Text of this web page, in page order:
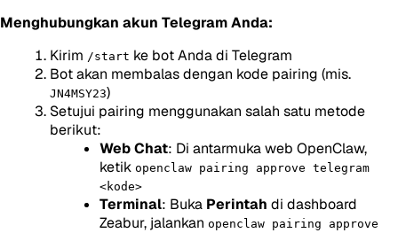
Menghubungkan akun Telegram Anda:
Kirim /start ke bot Anda di Telegram
Bot akan membalas dengan kode pairing (mis.
JN4MSY23)
Setujui pairing menggunakan salah satu metode
berikut:
Web Chat: Di antarmuka web OpenClaw,
ketik openclaw pairing approve telegram
<kode>
Terminal: Buka Perintah di dashboard
Zeabur, jalankan openclaw pairing approve